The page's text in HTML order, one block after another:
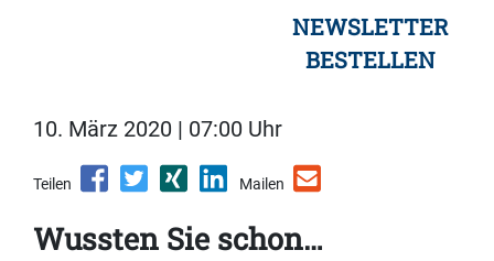
NEWSLETTER
BESTELLEN
10. März 2020 | 07:00 Uhr
Teilen Mailen
Wussten Sie schon…